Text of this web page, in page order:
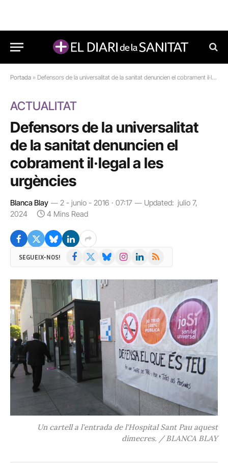
Portada » Defensors de la universalitat de la sanitat denuncien el cobrament il·legal a les urgències
ACTUALITAT
Defensors de la universalitat
de la sanitat denuncien el
cobrament il·legal a les
urgències
Blanca Blay 2 - junio - 2016 · 07:17 Updated: julio 7,
2024
4 Mins Read
SEGUEIX-NOS! Facebook BlueskyInstagramLinkedIn
RSS
Un cartell a l'entrada de l'Hospital Sant Pau aquest
dimecres. / BLANCA BLAY